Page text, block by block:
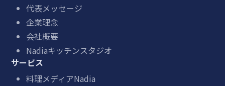
代表メッセージ
企業理念
会社概要
Nadiaキッチンスタジオ
サービス
料理メディアNadia